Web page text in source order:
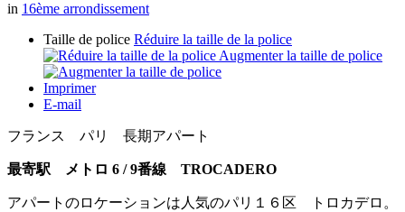
in 16ème arrondissement
Taille de police Réduire la taille de la police
Augmenter la taille de police
Imprimer
E-mail
フランス パリ 長期アパート
最寄駅 メトロ 6 / 9番線 TROCADERO
アパートのロケーションは人気のパリ１６区 トロカデロ。